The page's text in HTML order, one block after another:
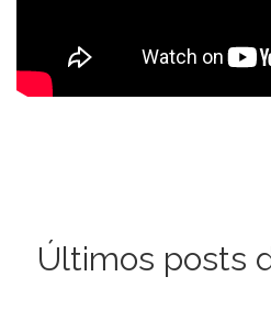
Últimos posts